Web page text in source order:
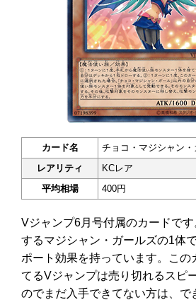
カード名
チョコ・マジシャン・
レアリティ
KCレア
平均相場
400円
Vジャンプ6月号付属のカードで
するマジシャン・ガールズの1体
ポート効果を持っています。この
てるVジャンプは売り切れるスピ
のでまだ入手できてない方は、で